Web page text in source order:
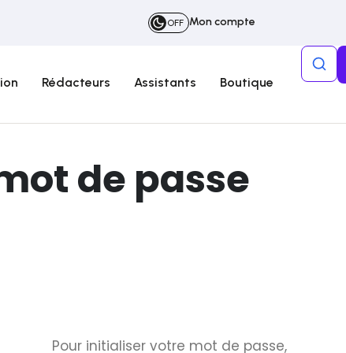
OFF Mon compte
Rédacteurs Assistants Boutique
de passe
Pour initialiser votre mot de passe,